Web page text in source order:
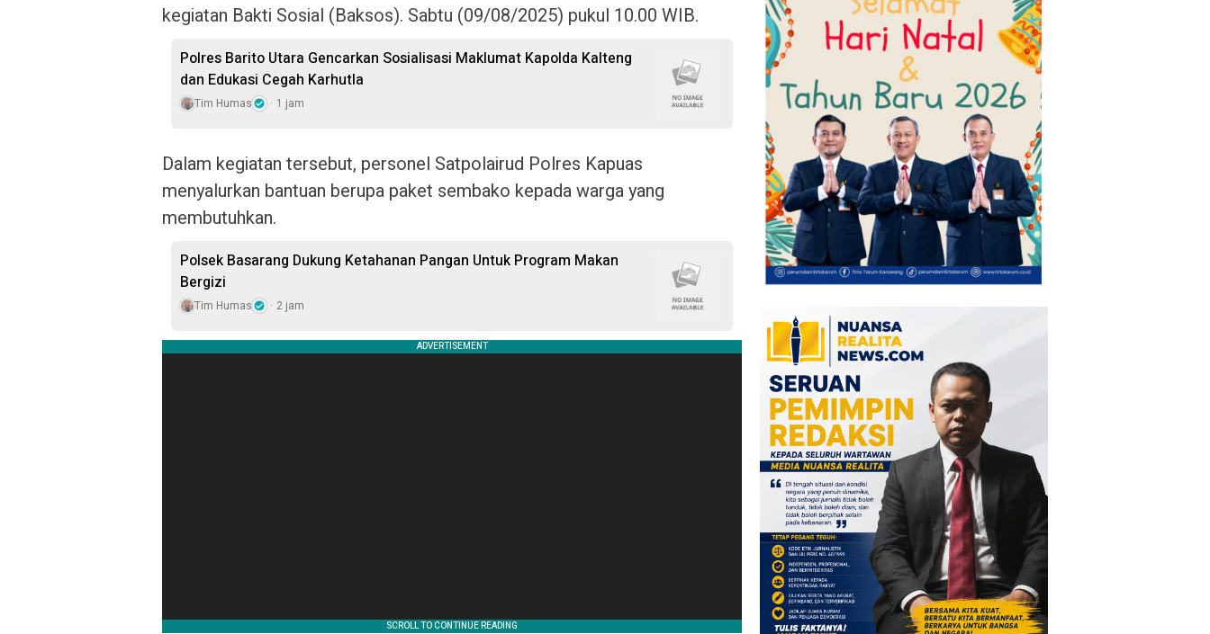
kegiatan Bakti Sosial (Baksos). Sabtu (09/08/2025) pukul 10.00 WIB.
Polres Barito Utara Gencarkan Sosialisasi Maklumat Kapolda Kalteng
dan Edukasi Cegah Karhutla
Tim Humas 1 jam
Dalam kegiatan tersebut, personel Satpolairud Polres Kapuas
menyalurkan bantuan berupa paket sembako kepada warga yang
membutuhkan.
Polsek Basarang Dukung Ketahanan Pangan Untuk Program Makan
Bergizi
Tim Humas 2 jam